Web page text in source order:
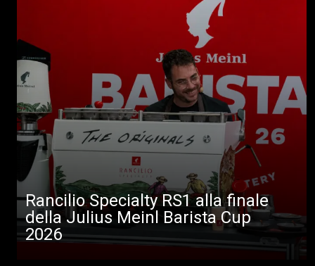
Rancilio Specialty RS1 alla finale
della Julius Meinl Barista Cup
2026